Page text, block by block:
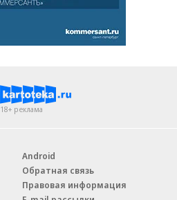
18+ реклама
Android
Обратная связь
Правовая информация